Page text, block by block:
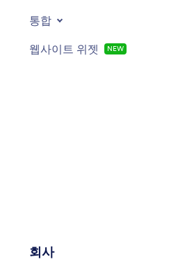
통합
웹사이트 위젯 NEW
회사